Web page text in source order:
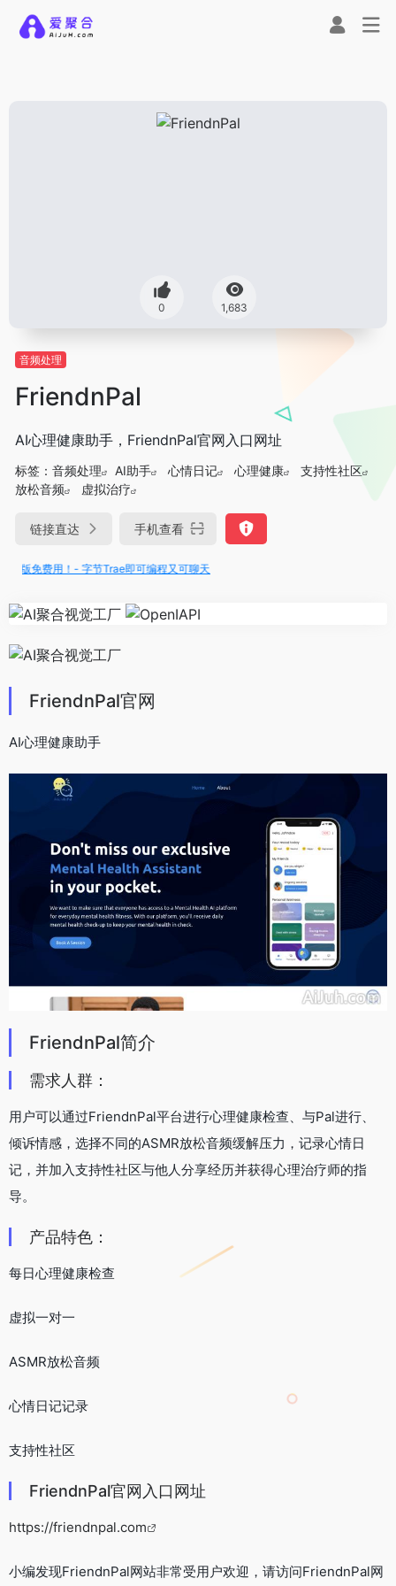
0 1,683
音频处理
FriendnPal
AI心理健康助手，FriendnPal官网入口网址
标签： 音频处理 AI助手 心情日记 心理健康
支持性社区
放松音频
虚拟治疗
链接直达 手机查看
免费用！- 字节Trae即可编程又可聊天
FriendnPal官网
AI心理健康助手
FriendnPal简介
需求人群：
用户可以通过FriendnPal平台进行心理健康检查、与Pal进行、
倾诉情感，选择不同的ASMR放松音频缓解压力，记录心情日
记，并加入支持性社区与他人分享经历并获得心理治疗师的指
导。
产品特色：
每日心理健康检查
虚拟一对一
ASMR放松音频
心情日记记录
支持性社区
FriendnPal官网入口网址
https://friendnpal.com
小编发现FriendnPal网站非常受用户欢迎，请访问FriendnPal网